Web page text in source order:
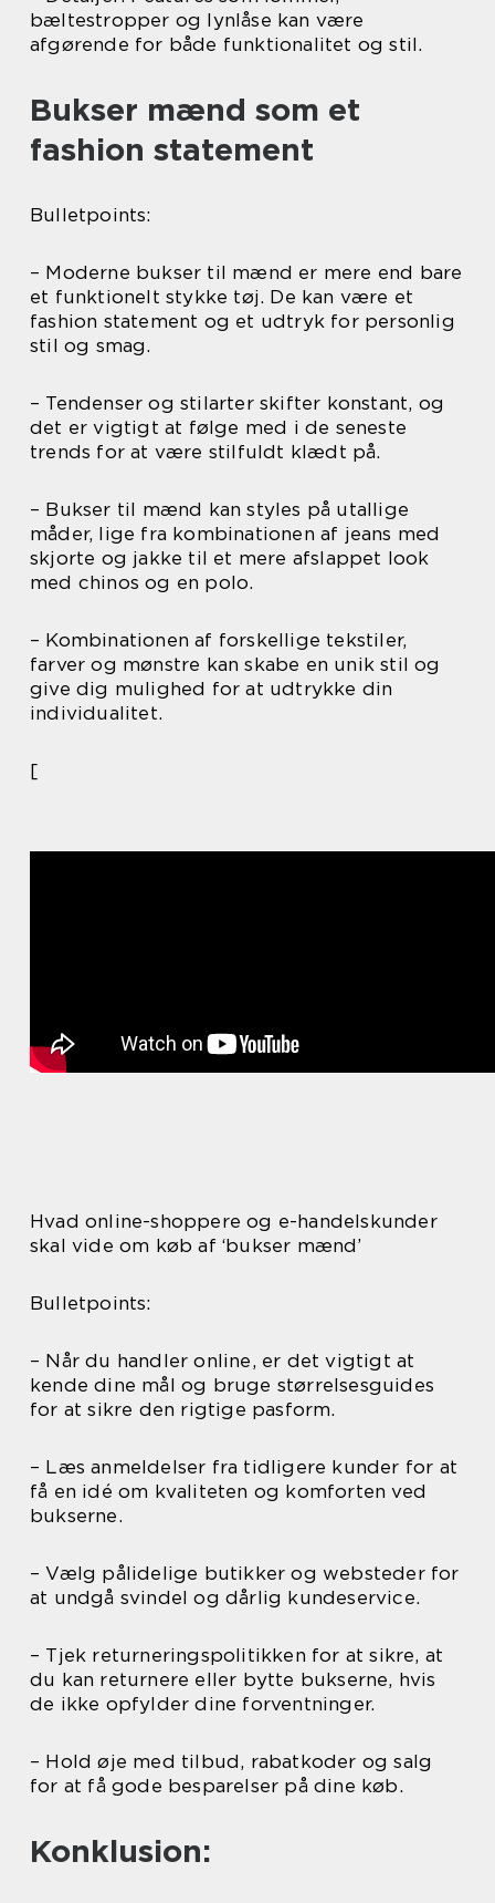
bæltestropper og lynlåse kan være
afgørende for både funktionalitet og stil.
Bukser mænd som et
fashion statement
Bulletpoints:
– Moderne bukser til mænd er mere end bare
et funktionelt stykke tøj. De kan være et
fashion statement og et udtryk for personlig
stil og smag.
– Tendenser og stilarter skifter konstant, og
det er vigtigt at følge med i de seneste
trends for at være stilfuldt klædt på.
– Bukser til mænd kan styles på utallige
måder, lige fra kombinationen af jeans med
skjorte og jakke til et mere afslappet look
med chinos og en polo.
– Kombinationen af forskellige tekstiler,
farver og mønstre kan skabe en unik stil og
give dig mulighed for at udtrykke din
individualitet.
[
Hvad online-shoppere og e-handelskunder
skal vide om køb af ‘bukser mænd’
Bulletpoints:
– Når du handler online, er det vigtigt at
kende dine mål og bruge størrelsesguides
for at sikre den rigtige pasform.
– Læs anmeldelser fra tidligere kunder for at
få en idé om kvaliteten og komforten ved
bukserne.
– Vælg pålidelige butikker og websteder for
at undgå svindel og dårlig kundeservice.
– Tjek returneringspolitikken for at sikre, at
du kan returnere eller bytte bukserne, hvis
de ikke opfylder dine forventninger.
– Hold øje med tilbud, rabatkoder og salg
for at få gode besparelser på dine køb.
Konklusion: